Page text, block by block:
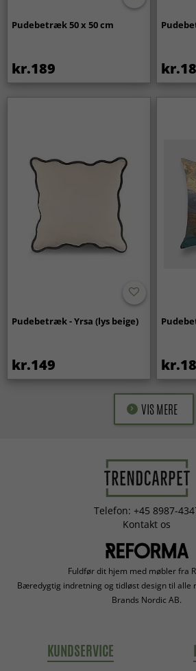
Pudebetræk 50 x 50 cm
kr.189
Pudebetræk - Yrsa (lys beige)
kr.149
VIS MERE
Telefon: +45 8987-
Kontakt os
Fuldfør dit hjem med møbler fra
Bæredygtig indretning og tidløst design til alle
Brands Nordic AB.
KUNDSERVICE